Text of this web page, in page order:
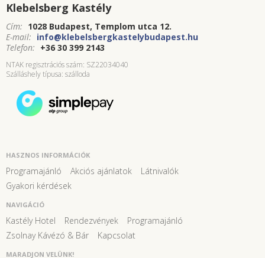
Klebelsberg Kastély
Cím: 1028 Budapest, Templom utca 12.
E-mail: info@klebelsbergkastelybudapest.hu
Telefon: +36 30 399 2143
NTAK regisztrációs szám: SZ22034040
Szálláshely típusa: szálloda
HASZNOS INFORMÁCIÓK
Programajánló Akciós ajánlatok
Látnivalók
Gyakori kérdések
NAVIGÁCIÓ
Kastély Hotel Rendezvények
Programajánló
Zsolnay Kávézó & Bár
Kapcsolat
MARADJON VELÜNK!